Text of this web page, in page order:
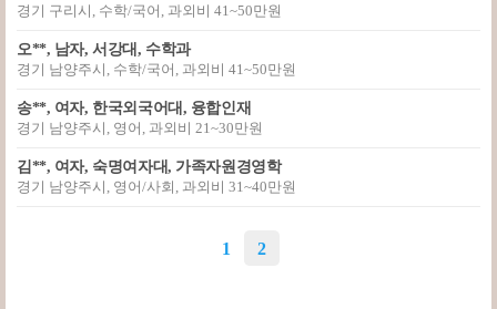
경기 구리시, 수학/국어, 과외비 41~50만원
오**, 남자, 서강대, 수학과
경기 남양주시, 수학/국어, 과외비 41~50만원
송**, 여자, 한국외국어대, 융합인재
경기 남양주시, 영어, 과외비 21~30만원
김**, 여자, 숙명여자대, 가족자원경영학
경기 남양주시, 영어/사회, 과외비 31~40만원
1 2